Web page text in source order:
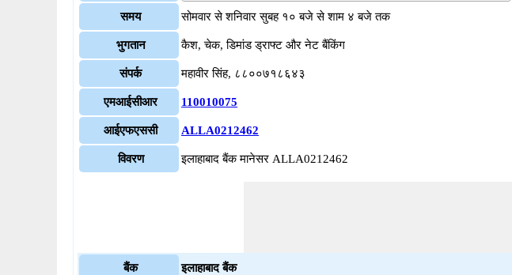
समय सोमवार से शनिवार सुबह १० बजे से शाम ४ बजे तक
भुगतान कैश, चेक, डिमांड ड्राफ्ट और नेट बैंकिंग
संपर्क महावीर सिंह, ८८००७१८६४३
एमआईसीआर 110010075
आईएफएससी ALLA0212462
विवरण इलाहाबाद बैंक मानेसर ALLA0212462
बैंक इलाहाबाद बैंक